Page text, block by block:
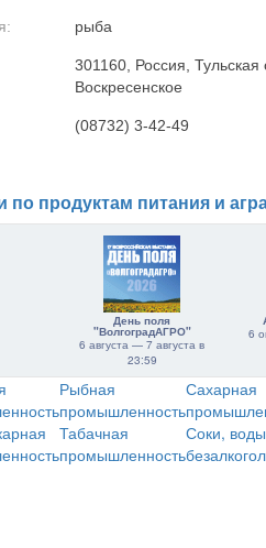
рыба
301160, Россия,
Воскресенское
(08732) 3-42-49
по продуктам питания и
День поля
"ВолгоградАГРО"
6 августа — 7 августа в
23:59
6
Рыбная
промышленность
Сахарная
Табачная
промышленность
Соки,